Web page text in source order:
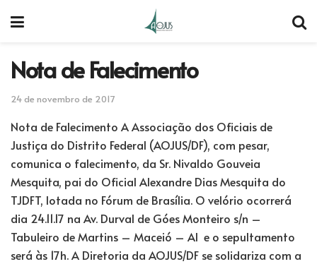
Nota de Falecimento
24 de novembro de 2017
Nota de Falecimento A Associação dos Oficiais de
Justiça do Distrito Federal (AOJUS/DF), com pesar,
comunica o falecimento, da Sr. Nivaldo Gouveia
Mesquita, pai do Oficial Alexandre Dias Mesquita do
TJDFT, lotada no Fórum de Brasília. O velório ocorrerá
dia 24.11.17 na Av. Durval de Góes Monteiro s/n –
Tabuleiro de Martins – Maceió – Al e o sepultamento
será às 17h. A Diretoria da AOJUS/DF se solidariza com a